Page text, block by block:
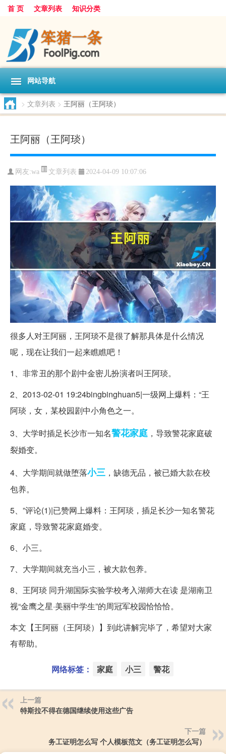
首 页 文章列表 知识分类
网站导航
> 文章列表 > 王阿丽（王阿琰）
王阿丽（王阿琰）
网友:wa 文章列表 2024-04-09 10:07:06
很多人对王阿丽，王阿琰不是很了解那具体是什么情况
呢，现在让我们一起来瞧瞧吧！
1、非常丑的那个剧中金密儿扮演者叫王阿琰。
2、2013-02-01 19:24bingbinghuan5|一级网上爆料：“王
阿琰，女，某校园剧中小角色之一。
3、大学时插足长沙市一知名警花家庭 ，导致警花家庭破
裂婚变。
4、大学期间就做堕落小三 ，缺德无品，被已婚大款在校
包养。
5、”评论(1)|已赞网上爆料：王阿琰，插足长沙一知名警花
家庭，导致警花家庭婚变。
6、小三。
7、大学期间就充当小三，被大款包养。
8、王阿琰 同升湖国际实验学校考入湖师大在读 是湖南卫
视“金鹰之星·美丽中学生”的周冠军校园恰恰恰。
本文【王阿丽（王阿琰）】到此讲解完毕了，希望对大家
有帮助。
网络标签： 家庭 小三 警花
上一篇
特斯拉不得在德国继续使用这些广告
下一篇
务工证明怎么写 个人模板范文（务工证明怎么写）